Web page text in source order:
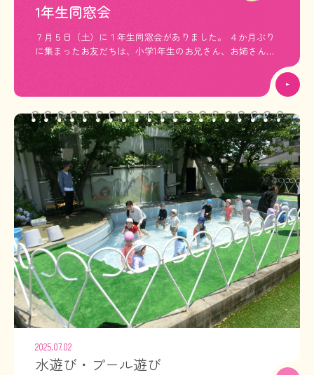
1年生同窓会
７月５日（土）に１年生同窓会がありました。 ４か月ぶり
に集まったお友だちは、小学1年生のお兄さん、お姉さんの
アノに合わせて律動（スキップ）をしたり、 玉入れ、ヨー
ヨーすくい、伝言ゲームなどをしたりしてお友だちと楽し
2025.07.02
水遊び・プール遊び